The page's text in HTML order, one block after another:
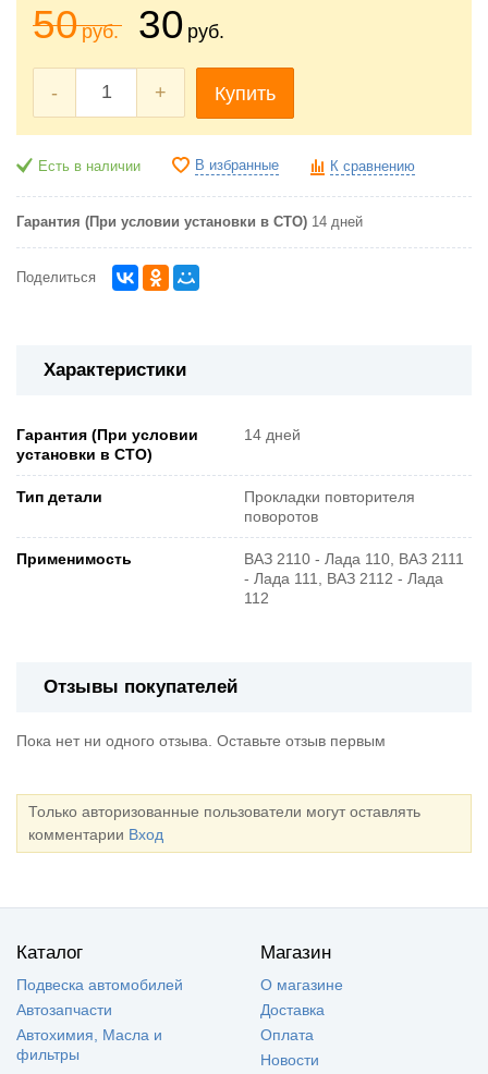
50руб. 30 руб.
- + Купить
Есть в наличии В избранные К сравнению
Гарантия (При условии установки в СТО) 14 дней
Поделиться
Характеристики
Гарантия (При условии
установки в СТО)
14 дней
Тип детали
Прокладки повторителя
поворотов
Применимость
ВАЗ 2110 - Лада 110, ВАЗ 2111
- Лада 111, ВАЗ 2112 - Лада
112
Отзывы покупателей
Пока нет ни одного отзыва. Оставьте отзыв первым
Только авторизованные пользователи могут оставлять
комментарии Вход
Каталог
Подвеска автомобилей
Автозапчасти
Автохимия, Масла и
фильтры
Магазин
О магазине
Доставка
Оплата
Новости